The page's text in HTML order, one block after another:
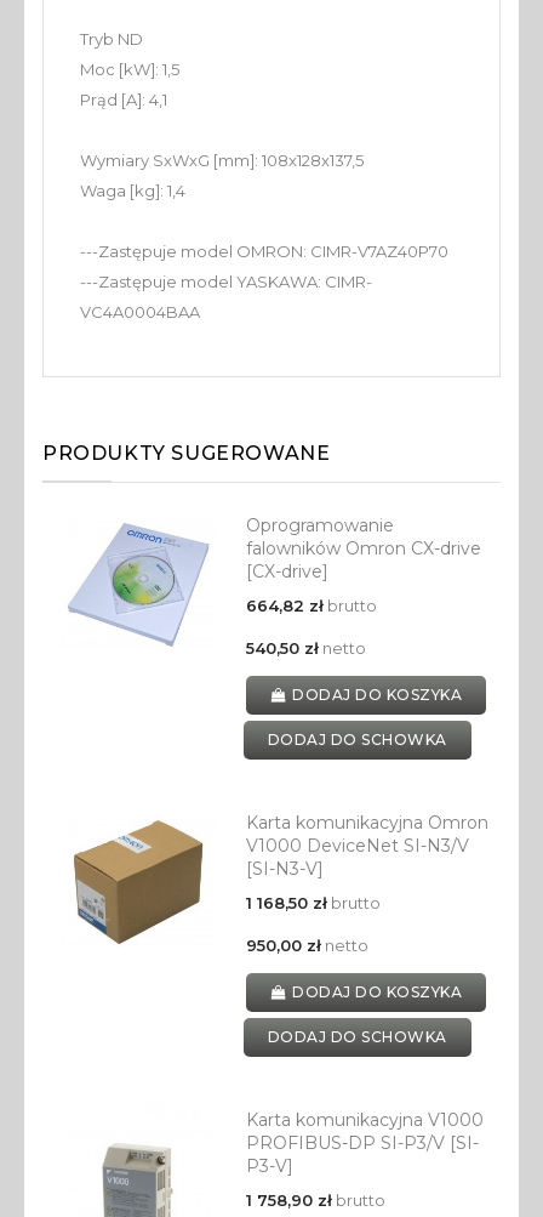
Tryb ND
Moc [kW]: 1,5
Prąd [A]: 4,1
Wymiary SxWxG [mm]: 108x128x137,5
Waga [kg]: 1,4
---Zastępuje model OMRON: CIMR-V7AZ40P70
---Zastępuje model YASKAWA: CIMR-
VC4A0004BAA
PRODUKTY SUGEROWANE
Oprogramowanie
falowników Omron CX-drive
[CX-drive]
664,82 złbrutto
540,50 złnetto
DODAJ DO KOSZYKA
DODAJ DO SCHOWKA
Karta komunikacyjna Omron
V1000 DeviceNet SI-N3/V
[SI-N3-V]
1 168,50 złbrutto
950,00 złnetto
DODAJ DO KOSZYKA
DODAJ DO SCHOWKA
Karta komunikacyjna V1000
PROFIBUS-DP SI-P3/V [SI-
P3-V]
1 758,90 złbrutto